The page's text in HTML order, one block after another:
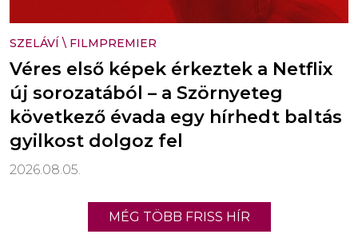
SZELÁVÍ \ FILMPREMIER
Véres első képek érkeztek a Netflix
új sorozatából – a Szörnyeteg
következő évada egy hírhedt baltás
gyilkost dolgoz fel
2026.08.05.
MÉG TÖBB FRISS HÍR